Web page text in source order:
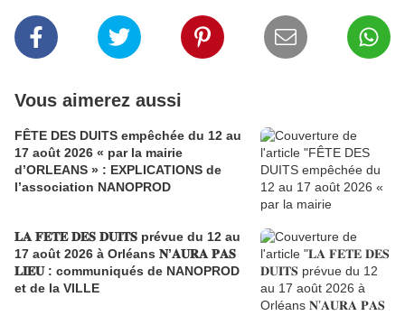
Vous aimerez aussi
FÊTE DES DUITS empêchée du 12 au
17 août 2026 « par la mairie
d’ORLEANS » : EXPLICATIONS de
l’association NANOPROD
𝐋𝐀 𝐅𝐄𝐓𝐄 𝐃𝐄𝐒 𝐃𝐔𝐈𝐓𝐒 prévue du 12 au
17 août 2026 à Orléans 𝐍’𝐀𝐔𝐑𝐀 𝐏𝐀𝐒
𝐋𝐈𝐄𝐔 : communiqués de NANOPROD
et de la VILLE